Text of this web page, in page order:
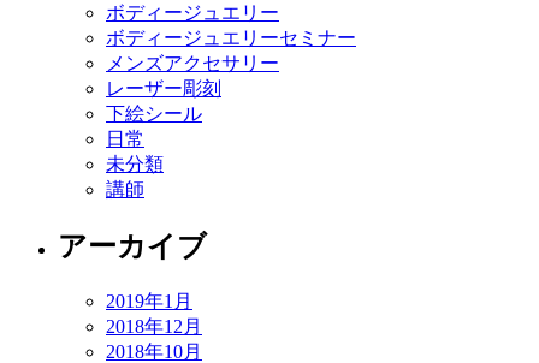
ボディージュエリー
ボディージュエリーセミナー
メンズアクセサリー
レーザー彫刻
下絵シール
日常
未分類
講師
アーカイブ
2019年1月
2018年12月
2018年10月